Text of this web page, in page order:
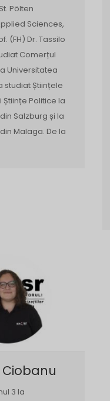
Pölten
Sciences,
(FH) Dr. Tassilo
Comerțul
Universitatea
studiat Științele
Științe Politice la
Salzburg și la
Malaga. De la
3 la